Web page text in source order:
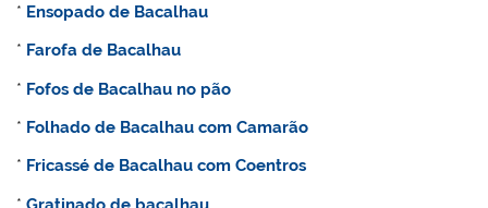
* Ensopado de Bacalhau
* Farofa de Bacalhau
* Fofos de Bacalhau no pão
* Folhado de Bacalhau com Camarão
* Fricassé de Bacalhau com Coentros